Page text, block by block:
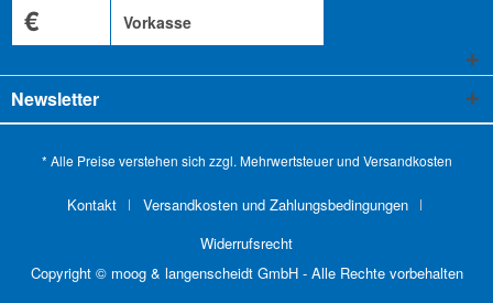
€ Vorkasse
Newsletter
* Alle Preise verstehen sich zzgl. Mehrwertsteuer und Versandkosten
Kontakt
Versandkosten und Zahlungsbedingungen
Widerrufsrecht
Copyright © moog & langenscheidt GmbH - Alle Rechte vorbehalten